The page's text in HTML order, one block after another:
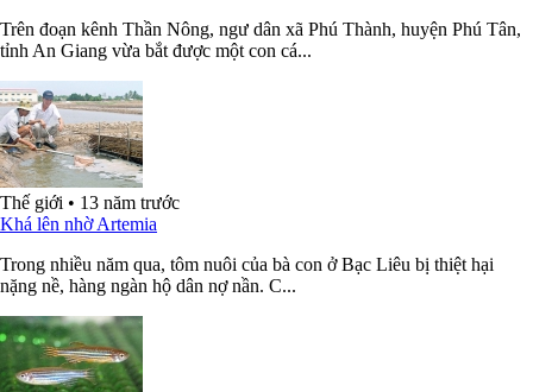
Trên đoạn kênh Thần Nông, ngư dân xã Phú Thành, huyện Phú Tân,
tỉnh An Giang vừa bắt được một con cá...
Thế giới • 13 năm trước
Khá lên nhờ Artemia
Trong nhiều năm qua, tôm nuôi của bà con ở Bạc Liêu bị thiệt hại
nặng nề, hàng ngàn hộ dân nợ nần. C...